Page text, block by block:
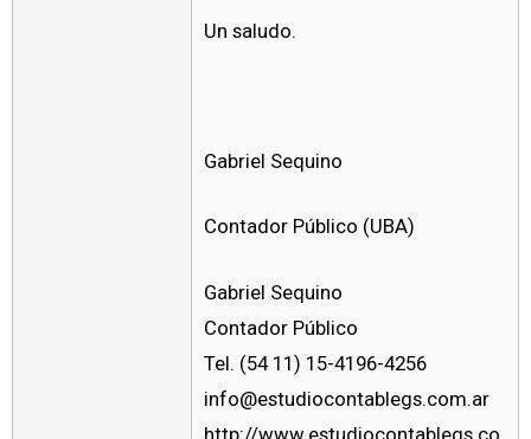
Un saludo.
Gabriel Sequino
Contador Público (UBA)
Gabriel Sequino
Contador Público
Tel. (54 11) 15-4196-4256
info@estudiocontablegs.com.ar
http://www.estudiocontablegs.co